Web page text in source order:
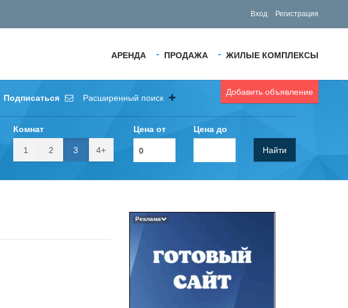
Вход Регистрация
АРЕНДА ПРОДАЖА ЖИЛЫЕ КОМПЛЕКСЫ
Добавить объявление
Подписаться Расширенный поиск
Комнат
1 2 3 4+
Цена от Цена до
Найти
Реклама